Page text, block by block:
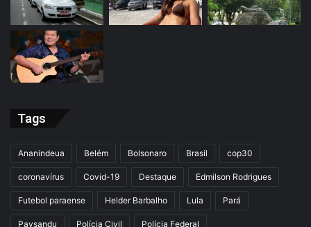
Tags
Ananindeua Belém Bolsonaro Brasil cop30
coronavírus Covid-19 Destaque Edmilson Rodrigues
Futebol paraense Helder Barbalho Lula Pará
Paysandu Polícia Civil Polícia Federal